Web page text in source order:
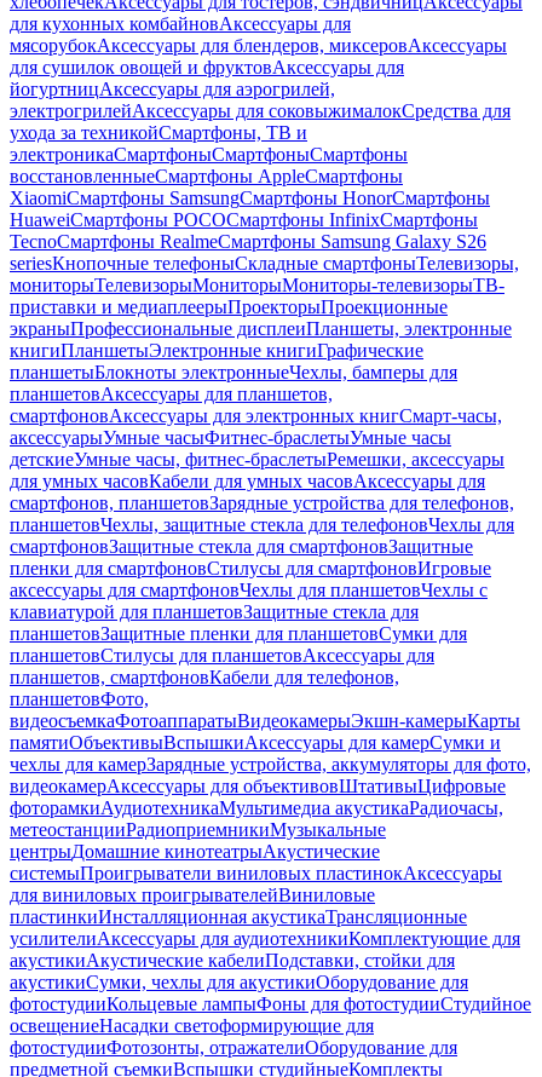
для кухонных комбайновАксессуары для
мясорубокАксессуары для блендеров, миксеровАксессуары
для сушилок овощей и фруктовАксессуары для
йогуртницАксессуары для аэрогрилей,
электрогрилейАксессуары для соковыжималокСредства для
ухода за техникойСмартфоны, ТВ и
электроникаСмартфоныСмартфоныСмартфоны
восстановленныеСмартфоны AppleСмартфоны
XiaomiСмартфоны SamsungСмартфоны HonorСмартфоны
HuaweiСмартфоны POCOСмартфоны InfinixСмартфоны
TecnoСмартфоны RealmeСмартфоны Samsung Galaxy S26
seriesКнопочные телефоныСкладные смартфоныТелевизоры,
мониторыТелевизорыМониторыМониторы-телевизорыТВ-
приставки и медиаплеерыПроекторыПроекционные
экраныПрофессиональные дисплеиПланшеты, электронные
книгиПланшетыЭлектронные книгиГрафические
планшетыБлокноты электронныеЧехлы, бамперы для
планшетовАксессуары для планшетов,
смартфоновАксессуары для электронных книгСмарт-часы,
аксессуарыУмные часыФитнес-браслетыУмные часы
детскиеУмные часы, фитнес-браслетыРемешки, аксессуары
для умных часовКабели для умных часовАксессуары для
смартфонов, планшетовЗарядные устройства для телефонов,
планшетовЧехлы, защитные стекла для телефоновЧехлы для
смартфоновЗащитные стекла для смартфоновЗащитные
пленки для смартфоновСтилусы для смартфоновИгровые
аксессуары для смартфоновЧехлы для планшетовЧехлы с
клавиатурой для планшетовЗащитные стекла для
планшетовЗащитные пленки для планшетовСумки для
планшетовСтилусы для планшетовАксессуары для
планшетов, смартфоновКабели для телефонов,
планшетовФото,
видеосъемкаФотоаппаратыВидеокамерыЭкшн-камерыКарты
памятиОбъективыВспышкиАксессуары для камерСумки и
чехлы для камерЗарядные устройства, аккумуляторы для фото,
видеокамерАксессуары для объективовШтативыЦифровые
фоторамкиАудиотехникаМультимедиа акустикаРадиочасы,
метеостанцииРадиоприемникиМузыкальные
центрыДомашние кинотеатрыАкустические
системыПроигрыватели виниловых пластинокАксессуары
для виниловых проигрывателейВиниловые
пластинкиИнсталляционная акустикаТрансляционные
усилителиАксессуары для аудиотехникиКомплектующие для
акустикиАкустические кабелиПодставки, стойки для
акустикиСумки, чехлы для акустикиОборудование для
фотостудииКольцевые лампыФоны для фотостудииСтудийное
освещениеНасадки светоформирующие для
фотостудииФотозонты, отражателиОборудование для
предметной съемкиВспышки студийныеКомплекты